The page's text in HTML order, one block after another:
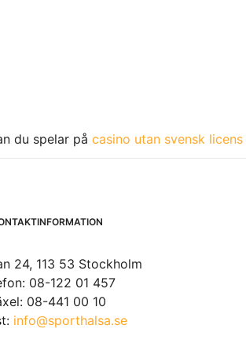
du spelar på casino utan svensk licens
24, 113 53 Stockholm
08-122 01 457
08-441 00 10
info@sporthalsa.se